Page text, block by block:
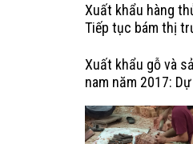
Xuất khẩu hàng
Tiếp tục bám thị
Xuất khẩu gỗ và
nam năm 2017: